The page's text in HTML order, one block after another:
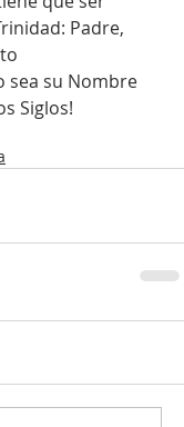
Padre,
sea su Nombre
Siglos!